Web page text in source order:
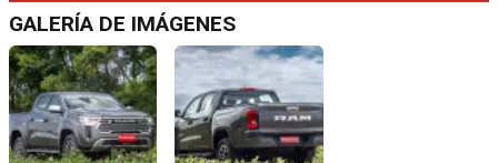
GALERÍA DE IMÁGENES